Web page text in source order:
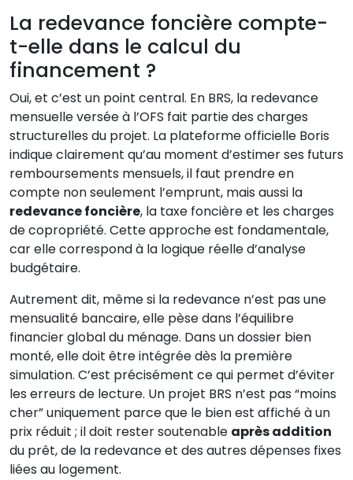
La redevance foncière compte-
t-elle dans le calcul du
financement ?
Oui, et c’est un point central. En BRS, la redevance
mensuelle versée à l’OFS fait partie des charges
structurelles du projet. La plateforme officielle Boris
indique clairement qu’au moment d’estimer ses futurs
remboursements mensuels, il faut prendre en
compte non seulement l’emprunt, mais aussi la
redevance foncière, la taxe foncière et les charges
de copropriété. Cette approche est fondamentale,
car elle correspond à la logique réelle d’analyse
budgétaire.
Autrement dit, même si la redevance n’est pas une
mensualité bancaire, elle pèse dans l’équilibre
financier global du ménage. Dans un dossier bien
monté, elle doit être intégrée dès la première
simulation. C’est précisément ce qui permet d’éviter
les erreurs de lecture. Un projet BRS n’est pas “moins
cher” uniquement parce que le bien est affiché à un
prix réduit ; il doit rester soutenable après addition
du prêt, de la redevance et des autres dépenses fixes
liées au logement.